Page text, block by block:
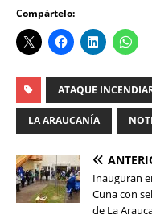
Compártelo:
ATAQUE
LA ARAUCANÍA
Inauguran
Cuna con
de La